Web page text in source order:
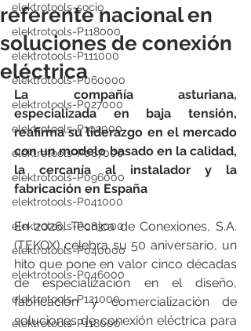
elektrotools-socio
elektrotools-P118000
elektrotools-P111000
elektrotools-P060000
elektrotools-P027000
elektrotools-P102000
elektrotools-P087000
elektrotools-P096000
elektrotools-P041000
elektrotools-P083000
elektrotools-P040000
elektrotools-P046000
elektrotools-P121000
elektrotools-P118000
referente nacional en
soluciones de conexión
eléctrica
La compañía asturiana,
especializada en baja tensión,
reafirma su liderazgo en el mercado
con un modelo basado en la calidad,
la cercanía al instalador y la
fabricación en España
En 2026, Técnica de Conexiones, S.A.
(TEKOX) celebra su 50 aniversario, un
hito que pone en valor cinco décadas
de especialización en el diseño,
fabricación y comercialización de
soluciones de conexión eléctrica para